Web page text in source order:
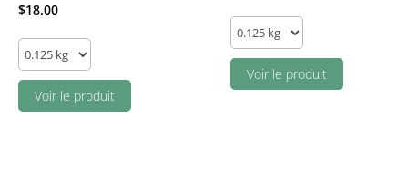
$18.00
Kalu
-
Gâteries
Voir le produit
Kit
zéro
déchet
Voir le produit